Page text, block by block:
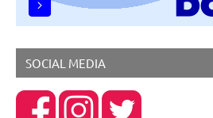
SOCIAL MEDIA